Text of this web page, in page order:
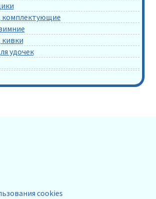
удочек
cookies